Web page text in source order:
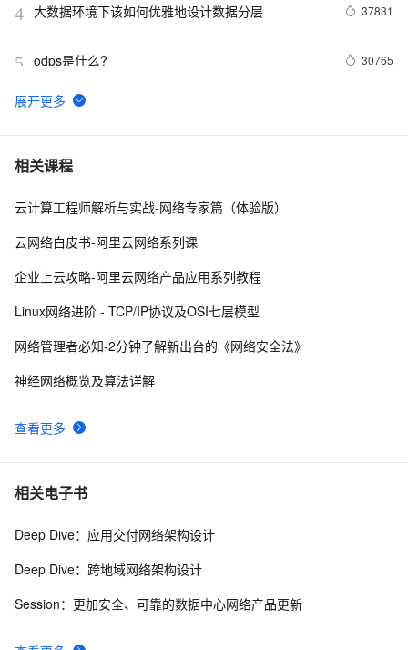
4 大数据环境下该如何优雅地设计数据分层 37831
5 odps是什么? 30765
6 DataV接入ECharts图表库  可视化利器强强联手
7 分布式快照算法: Chandy-Lamport
8 MaxCompute执行作业慢的原因排查
转人工智能
10 实时计算 Flink SQL 核心功能解密
相关课程
查看更多
云计算工程师解析与实战-网络专家篇（体验版）
云网络白皮书-阿里云网络系列课
企业上云攻略-阿里云网络产品应用系列教程
Linux网络进阶 - TCP/IP协议及OSI七层模型
网络管理者必知-2分钟了解新出台的《网络安全法》
神经网络概览及算法详解
相关电子书
Deep Dive：应用交付网络架构设计
Deep Dive：跨地域网络架构设计
Session：更加安全、可靠的数据中心网络产品更新